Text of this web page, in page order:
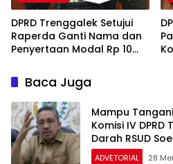
DPRD Trenggalek Setujui
Raperda Ganti Nama dan
Penyertaan Modal Rp 10
PerdaBaca Juga
Mampu
Komisi IV
Darah RSUD
Beroperasi
ADVETORIAL 28